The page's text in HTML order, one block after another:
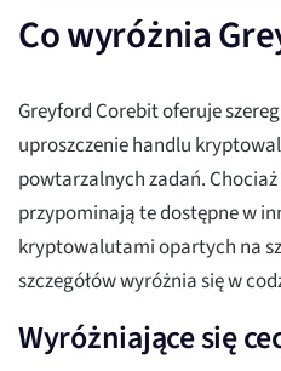
Co wyróżnia
Greyford Corebit oferuje
uproszczenie handlu
powtarzalnych zadań.
przypominają te dostępne w
kryptowalutami opartych na
szczegółów wyróżnia się w
Wyróżniające się